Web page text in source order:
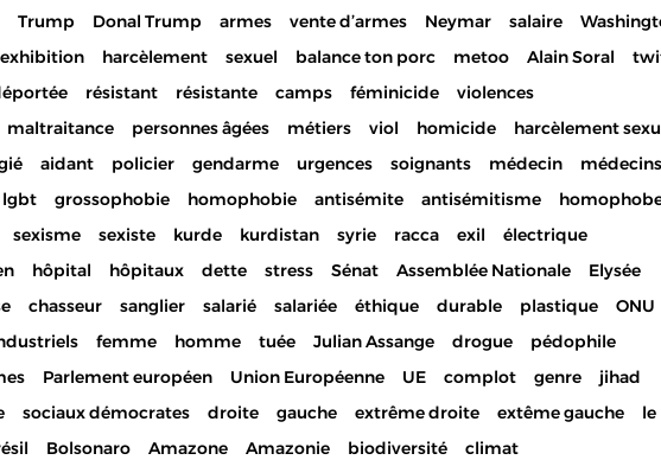
Trump Donal Trump armes vente d’armes Neymar salaire
exhibition harcèlement sexuel balance ton porc metoo Alain Soral
résistant résistante camps féminicide
violences
maltraitance personnes âgées métiers viol homicide
harcèlement
aidant policier gendarme urgences soignants médecin
médecins
lgbt grossophobie homophobie antisémite antisémitisme
sexisme sexiste kurde kurdistan syrie racca exil
électrique
hôpital hôpitaux dette stress Sénat Assemblée Nationale
Elysée
chasseur sanglier salarié salariée éthique durable plastique
ONU
femme homme tuée Julian Assange drogue
pédophile
Parlement européen Union Européenne UE complot genre
jihad
sociaux démocrates droite gauche extrême droite extême gauche
le
Bolsonaro Amazone Amazonie biodiversité
climat